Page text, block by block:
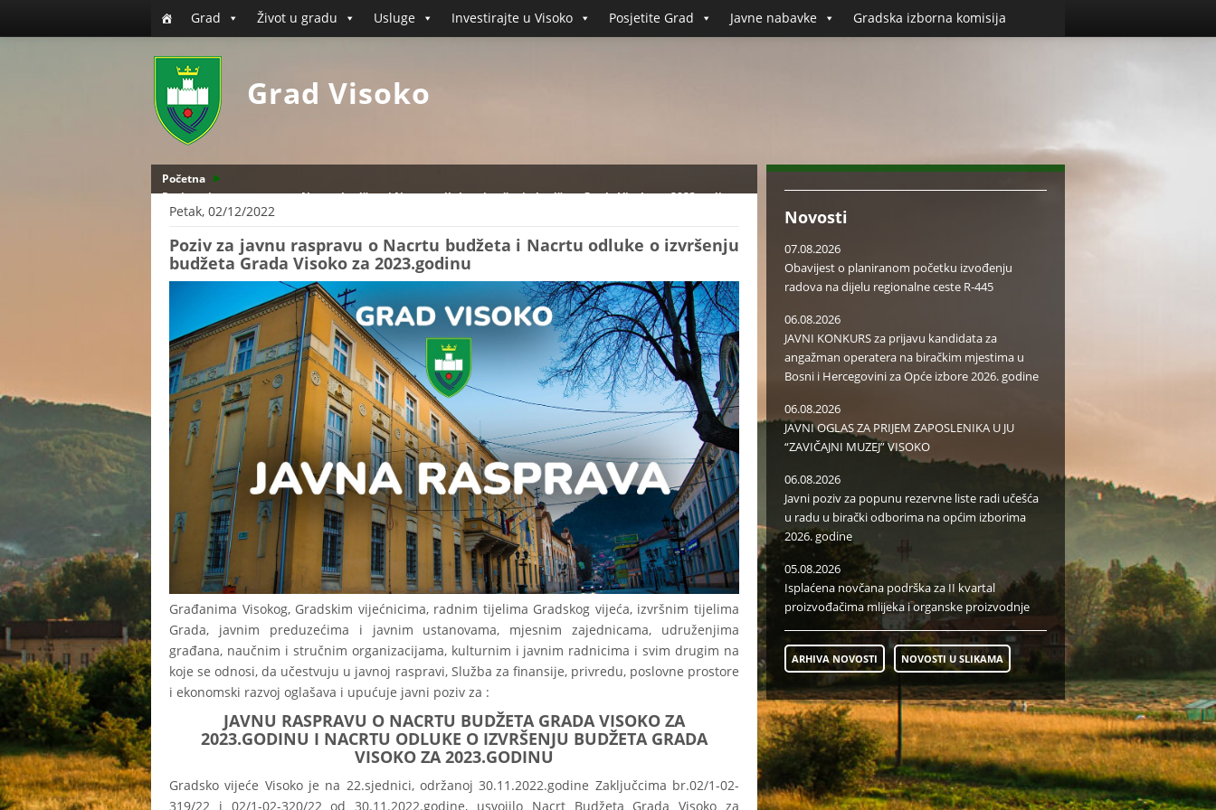
Grad Život u gradu Usluge Investirajte u Visoko Posjetite Grad Javne nabavke Gradska izborna komisija
Grad Visoko
Početna
Poziv za javnu raspravu o Nacrtu budžeta i Nacrtu odluke o izvršenju budžeta Grada Visoko za 2023.godinu
Petak, 02/12/2022
Poziv za javnu raspravu o Nacrtu budžeta i Nacrtu odluke o izvršenju
budžeta Grada Visoko za 2023.godinu
Građanima Visokog, Gradskim vijećnicima, radnim tijelima Gradskog vijeća, izvršnim tijelima
Grada, javnim preduzećima i javnim ustanovama, mjesnim zajednicama, udruženjima
građana, naučnim i stručnim organizacijama, kulturnim i javnim radnicima i svim drugim na
koje se odnosi, da učestvuju u javnoj raspravi, Služba za finansije, privredu, poslovne prostore
i ekonomski razvoj oglašava i upućuje javni poziv za :
JAVNU RASPRAVU O NACRTU BUDŽETA GRADA VISOKO ZA
2023.GODINU I NACRTU ODLUKE O IZVRŠENJU BUDŽETA GRADA
VISOKO ZA 2023.GODINU
Gradsko vijeće Visoko je na 22.sjednici, održanoj 30.11.2022.godine Zaključcima br.02/1-02-
319/22 i 02/1-02-320/22 od 30.11.2022.godine, usvojilo Nacrt Budžeta Grada Visoko za
Novosti
07.08.2026
Obavijest o planiranom početku izvođenju
radova na dijelu regionalne ceste R-445
06.08.2026
JAVNI KONKURS za prijavu kandidata za
angažman operatera na biračkim mjestima u
Bosni i Hercegovini za Opće izbore 2026. godine
06.08.2026
JAVNI OGLAS ZA PRIJEM ZAPOSLENIKA U JU
“ZAVIČAJNI MUZEJ” VISOKO
06.08.2026
Javni poziv za popunu rezervne liste radi učešća
u radu u birački odborima na općim izborima
2026. godine
05.08.2026
Isplaćena novčana podrška za II kvartal
proizvođačima mlijeka i organske proizvodnje
ARHIVA NOVOSTI NOVOSTI U SLIKAMA